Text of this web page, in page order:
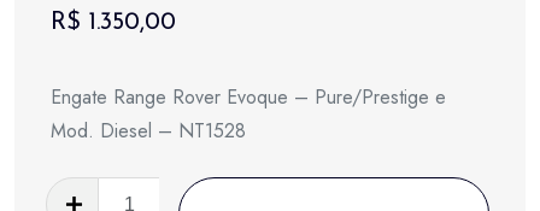
R$ 1.350,00
Engate Range Rover Evoque – Pure/Prestige e
Mod. Diesel – NT1528
Engate